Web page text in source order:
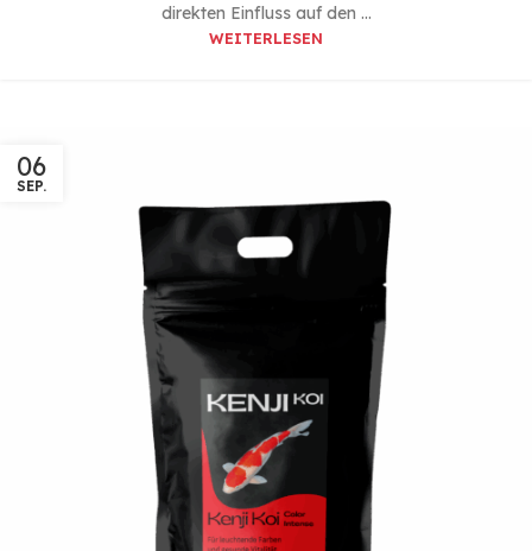
direkten Einfluss auf den ...
WEITERLESEN
06
SEP.